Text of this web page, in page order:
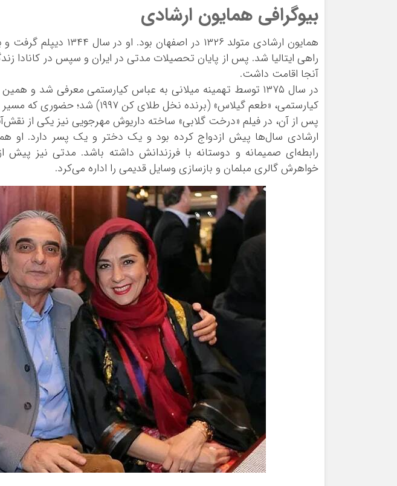
بیوگرافی همایون ارشادی
همایون ارشادی متولد ۱۳۲۶
آنجا اقامت داشت.
در سال ۱۳۷۵ توسط تهمینه میلانی به عباس کیارستمی معرفی شد و
کیارستمی، «طعم گیلاس» (برنده نخل طلای کن ۱۹۹۷) شد؛ حضوری که مسیر زندگی هنری‌اش را دگرگون کرد.
پس از آن، در فیلم «درخت گلابی» ساخته داریوش مهرجویی نیز یکی از
ارشادی سال‌ها پیش ازدواج کرده بود و یک دختر و یک پسر دارد. او
رابطه‌ای صمیمانه و دوستانه با فرزندانش داشته باشد. مدتی نیز پیش
خواهرش گالری مبلمان و بازسازی وسایل قدیمی را اداره می‌کرد.